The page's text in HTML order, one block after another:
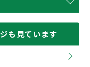
も見ています